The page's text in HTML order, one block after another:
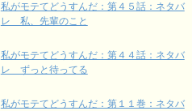
私がモテてどうすんだ：第４５話：ネタバ
レ 私、先輩のこと
私がモテてどうすんだ：第４４話：ネタバ
レ ずっと待ってる
私がモテてどうすんだ：第１１巻：ネタバ